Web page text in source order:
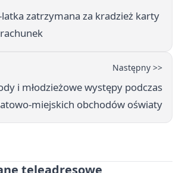
zatrzymana za kradzież karty
Następny >>
i młodzieżowe występy podczas
miejskich obchodów oświaty
teleadresowe